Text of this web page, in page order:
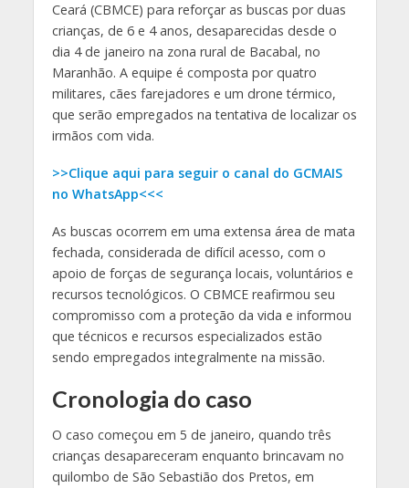
Ceará (CBMCE) para reforçar as buscas por duas
crianças, de 6 e 4 anos, desaparecidas desde o
dia 4 de janeiro na zona rural de Bacabal, no
Maranhão. A equipe é composta por quatro
militares, cães farejadores e um drone térmico,
que serão empregados na tentativa de localizar os
irmãos com vida.
>>Clique aqui para seguir o canal do GCMAIS
no WhatsApp<<<
As buscas ocorrem em uma extensa área de mata
fechada, considerada de difícil acesso, com o
apoio de forças de segurança locais, voluntários e
recursos tecnológicos. O CBMCE reafirmou seu
compromisso com a proteção da vida e informou
que técnicos e recursos especializados estão
sendo empregados integralmente na missão.
Cronologia do caso
O caso começou em 5 de janeiro, quando três
crianças desapareceram enquanto brincavam no
quilombo de São Sebastião dos Pretos, em